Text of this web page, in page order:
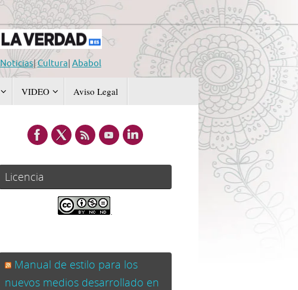
Noticias|Cultura| Ababol
VIDEO Aviso Legal
Licencia
.
Manual de estilo para los
nuevos medios desarrollado en